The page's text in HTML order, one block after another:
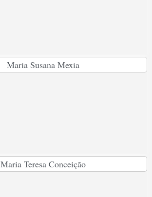
Maria Susana Mexia
Maria Teresa Conceição